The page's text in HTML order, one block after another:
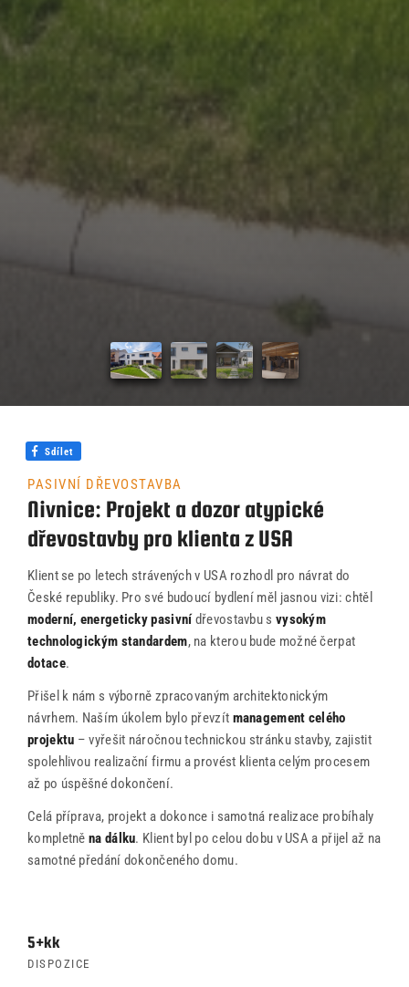
Úvod
Reference
Průvodce stavbou
O ateliéru
PASIVNÍ DŘEVOSTAVBA
Sdílet
Nivnice: Projekt a dozor atypické
dřevostavby pro klienta z USA
Klient se po letech strávených v USA rozhodl pro návrat do
České republiky. Pro své budoucí bydlení měl jasnou vizi: chtěl
moderní, energeticky pasivnídřevostavbu s vysokým
technologickým standardem, na kterou bude možné čerpat
dotace.
Přišel k nám s výborně zpracovaným architektonickým
návrhem. Naším úkolem bylo převzít management celého
projektu – vyřešit náročnou technickou stránku stavby, zajistit
spolehlivou realizační firmu a provést klienta celým procesem
až po úspěšné dokončení.
Celá příprava, projekt a dokonce i samotná realizace probíhaly
kompletně na dálku. Klient byl po celou dobu v USA a přijel až na
samotné předání dokončeného domu.
5+kk
DISPOZICE